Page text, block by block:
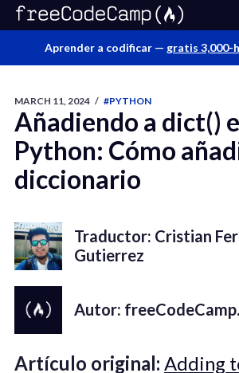
Aprender a codificar — gratis 3,000-
MARCH 11, 2024 / #PYTHON
Añadiendo a dict()
Python: Cómo
diccionario
Traductor: Cristian
Gutierrez
Autor:
Artículo original: Adding